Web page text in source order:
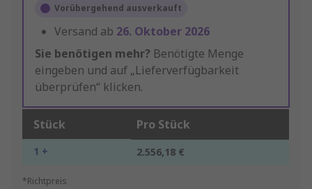
Vorübergehend ausverkauft
Versand ab 26. Oktober 2026
Sie benötigen mehr? Benötigte Menge
eingeben und auf „Lieferverfügbarkeit
überprüfen“ klicken.
Stück Pro Stück
1 + 2.556,18 €
*Richtpreis